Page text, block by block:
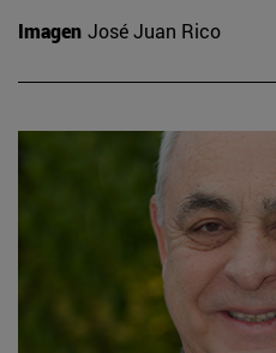
Imagen José Juan Rico